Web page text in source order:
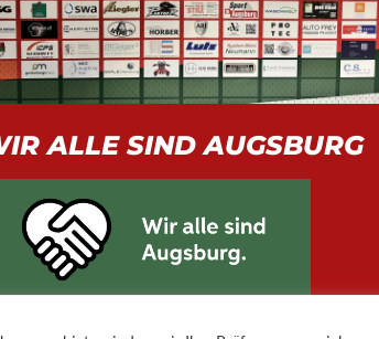
ALLE SIND AUGSBURG